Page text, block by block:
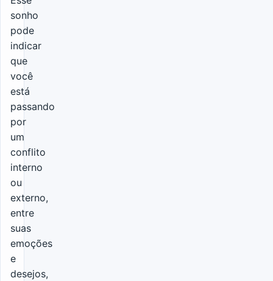
sonho
pode
indicar
que
você
está
passando
por
um
conflito
interno
ou
externo,
entre
suas
emoções
e
desejos,